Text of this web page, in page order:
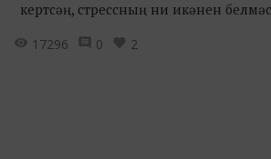
кертсәң, стрессның ни икәнен
17296
0 2